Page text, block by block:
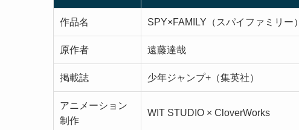
作品名 SPY×FAMILY（スパイファミリー）
原作者 遠藤達哉
掲載誌 少年ジャンプ+（集英社）
アニメーション
制作
WIT STUDIO × CloverWorks